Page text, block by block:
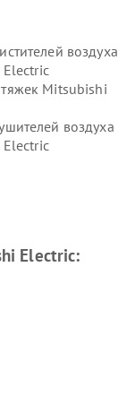
воздуха
Mitsubishi
воздуха
Electric: